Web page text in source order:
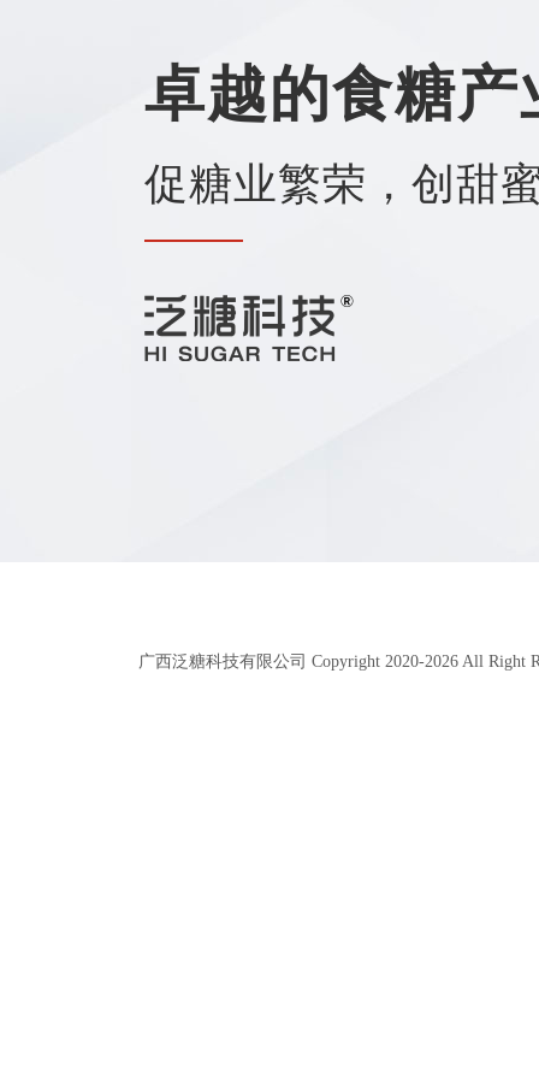
卓越的食糖
促糖业繁荣，创甜
广西泛糖科技有限公司 Copyright 2020-2026 All Right